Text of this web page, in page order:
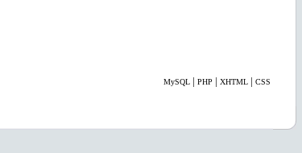
MySQL | PHP | XHTML | CSS